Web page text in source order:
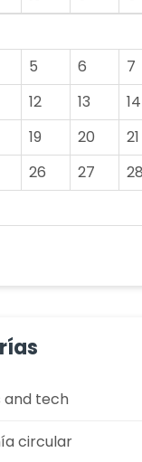
5 6 7
12 13 14
19 20 21
26 27 28
and tech
circular